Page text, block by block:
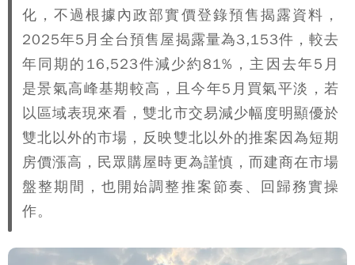
重」 1細節避而不談
蔣萬安民調只贏5％「現任優勢去哪？」
媒體人嘆：真的該緊張了
97萬網紅「肥大叔」驚傳猝逝！最後身
影曝 網驚覺不對
慈濟被騙10億！陳時中一語成讖 王必
勝：時間久看出睿智
白海豚今下午2點半發海警！陸警機率最
高是這縣市
化，不過根據內政部實價登錄預售揭露資料，
2025年5月全台預售屋揭露量為3,153件，較去
年同期的16,523件減少約81%，主因去年5月
是景氣高峰基期較高，且今年5月買氣平淡，若
以區域表現來看，雙北市交易減少幅度明顯優於
雙北以外的市場，反映雙北以外的推案因為短期
房價漲高，民眾購屋時更為謹慎，而建商在市場
盤整期間，也開始調整推案節奏、回歸務實操
作。